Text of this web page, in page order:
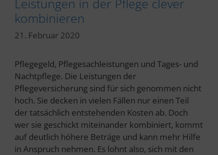
kombinieren
21. Februar 2020
Pflegegeld, Pflegesachleistungen und Tages- und
Nachtpflege. Die Leistungen der
Pflegeversicherung sind für sich genommen nicht
hoch. Sie decken in vielen Fällen nur einen Teil
der tatsächlich entstehenden Kosten ab. Doch
wer sie geschickt miteinander kombiniert, kommt
auf deutlich höhere Beträge und kann mehr Hilfe
in Anspruch nehmen. Es lohnt also, sich mit den